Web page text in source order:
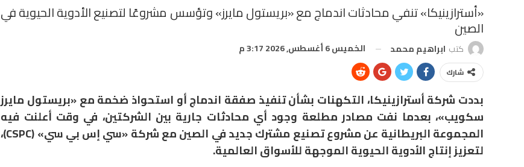
«أسترازينيكا» تنفي محادثات اندماج مع «بريستول مايرز» وتؤسس مشروعًا لتصنيع الأدوية الحيوية في
الصين
كتب ابراهيم محمد الخميس 6 أغسطس, 2026 3:17 م
شارك
بددت شركة أسترازينيكا، التكهنات بشأن تنفيذ صفقة اندماج أو استحواذ ضخمة مع «بريستول مايرز
سكويب»، بعدما نفت مصادر مطلعة وجود أي محادثات جارية بين الشركتين، في وقت أعلنت فيه
المجموعة البريطانية عن مشروع تصنيع مشترك جديد في الصين مع شركة «سي إس بي سي» (CSPC)،
لتعزيز إنتاج الأدوية الحيوية الموجهة للأسواق العالمية.